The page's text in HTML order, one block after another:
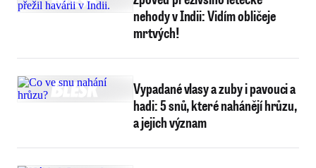
nehody v Indii: Vidím obličeje
mrtvých!
Vypadané vlasy a zuby i pavouci a
hadi: 5 snů, které nahánějí hrůzu,
a jejich význam